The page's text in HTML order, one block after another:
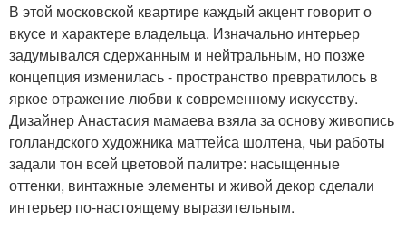
В этой московской квартире каждый акцент говорит о
вкусе и характере владельца. Изначально интерьер
задумывался сдержанным и нейтральным, но позже
концепция изменилась - пространство превратилось в
яркое отражение любви к современному искусству.
Дизайнер Анастасия мамаева взяла за основу живопись
голландского художника маттейса шолтена, чьи работы
задали тон всей цветовой палитре: насыщенные
оттенки, винтажные элементы и живой декор сделали
интерьер по-настоящему выразительным.